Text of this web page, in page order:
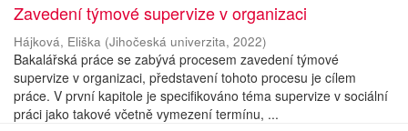
Zavedení týmové supervize v organizaci
Hájková, Eliška (Jihočeská univerzita, 2022)
Bakalářská práce se zabývá procesem zavedení týmové
supervize v organizaci, představení tohoto procesu je cílem
práce. V první kapitole je specifikováno téma supervize v sociální
práci jako takové včetně vymezení termínu, ...